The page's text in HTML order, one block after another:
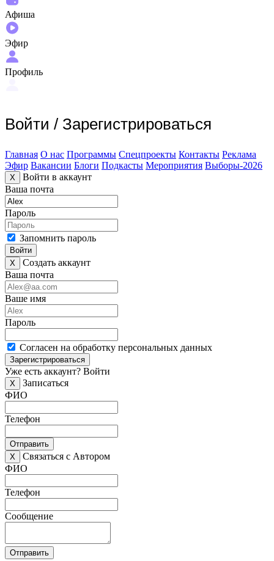
Афиша
Эфир
Профиль
Войти / Зарегистрироваться
Главная О нас Программы Спецпроекты Контакты Реклама
Эфир Вакансии Блоги Подкасты Мероприятия Выборы-2026
X
Войти в аккаунт
Ваша почта
Пароль
Запомнить пароль
Войти
X
Создать аккаунт
Ваша почта
Ваше имя
Пароль
Согласен на обработку персональных данных
Зарегистрироваться
Уже есть аккаунт? Войти
X
Записаться
ФИО
Телефон
Отправить
X
Связаться с Автором
ФИО
Телефон
Сообщение
Отправить